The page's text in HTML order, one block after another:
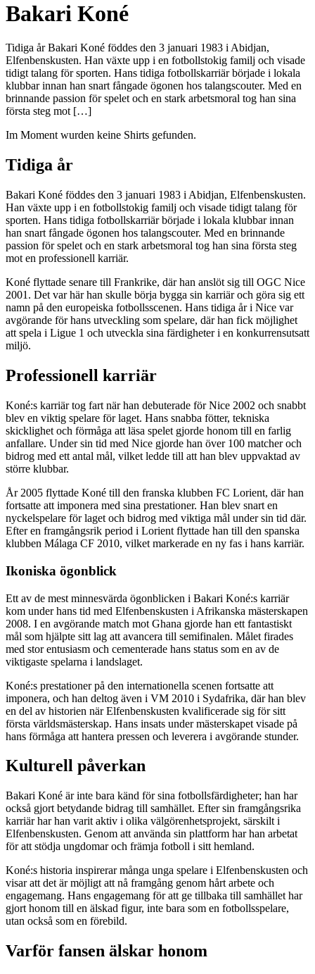
Bakari Koné
Tidiga år Bakari Koné föddes den 3 januari 1983 i Abidjan,
Elfenbenskusten. Han växte upp i en fotbollstokig familj och visade
tidigt talang för sporten. Hans tidiga fotbollskarriär började i lokala
klubbar innan han snart fångade ögonen hos talangscouter. Med en
brinnande passion för spelet och en stark arbetsmoral tog han sina
första steg mot […]
Im Moment wurden keine Shirts gefunden.
Tidiga år
Bakari Koné föddes den 3 januari 1983 i Abidjan, Elfenbenskusten.
Han växte upp i en fotbollstokig familj och visade tidigt talang för
sporten. Hans tidiga fotbollskarriär började i lokala klubbar innan
han snart fångade ögonen hos talangscouter. Med en brinnande
passion för spelet och en stark arbetsmoral tog han sina första steg
mot en professionell karriär.
Koné flyttade senare till Frankrike, där han anslöt sig till OGC Nice
2001. Det var här han skulle börja bygga sin karriär och göra sig ett
namn på den europeiska fotbollsscenen. Hans tidiga år i Nice var
avgörande för hans utveckling som spelare, där han fick möjlighet
att spela i Ligue 1 och utveckla sina färdigheter i en konkurrensutsatt
miljö.
Professionell karriär
Koné:s karriär tog fart när han debuterade för Nice 2002 och snabbt
blev en viktig spelare för laget. Hans snabba fötter, tekniska
skicklighet och förmåga att läsa spelet gjorde honom till en farlig
anfallare. Under sin tid med Nice gjorde han över 100 matcher och
bidrog med ett antal mål, vilket ledde till att han blev uppvaktad av
större klubbar.
År 2005 flyttade Koné till den franska klubben FC Lorient, där han
fortsatte att imponera med sina prestationer. Han blev snart en
nyckelspelare för laget och bidrog med viktiga mål under sin tid där.
Efter en framgångsrik period i Lorient flyttade han till den spanska
klubben Málaga CF 2010, vilket markerade en ny fas i hans karriär.
Ikoniska ögonblick
Ett av de mest minnesvärda ögonblicken i Bakari Koné:s karriär
kom under hans tid med Elfenbenskusten i Afrikanska mästerskapen
2008. I en avgörande match mot Ghana gjorde han ett fantastiskt
mål som hjälpte sitt lag att avancera till semifinalen. Målet firades
med stor entusiasm och cementerade hans status som en av de
viktigaste spelarna i landslaget.
Koné:s prestationer på den internationella scenen fortsatte att
imponera, och han deltog även i VM 2010 i Sydafrika, där han blev
en del av historien när Elfenbenskusten kvalificerade sig för sitt
första världsmästerskap. Hans insats under mästerskapet visade på
hans förmåga att hantera pressen och leverera i avgörande stunder.
Kulturell påverkan
Bakari Koné är inte bara känd för sina fotbollsfärdigheter; han har
också gjort betydande bidrag till samhället. Efter sin framgångsrika
karriär har han varit aktiv i olika välgörenhetsprojekt, särskilt i
Elfenbenskusten. Genom att använda sin plattform har han arbetat
för att stödja ungdomar och främja fotboll i sitt hemland.
Koné:s historia inspirerar många unga spelare i Elfenbenskusten och
visar att det är möjligt att nå framgång genom hårt arbete och
engagemang. Hans engagemang för att ge tillbaka till samhället har
gjort honom till en älskad figur, inte bara som en fotbollsspelare,
utan också som en förebild.
Varför fansen älskar honom